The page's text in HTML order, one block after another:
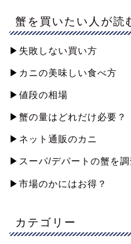
蟹を買いたい人が読
▶︎失敗しない買い方
▶︎カニの美味しい食べ方
▶︎値段の相場
▶︎蟹の量はどれだけ必要？
▶︎ネット通販のカニ
▶︎スーパ/デパートの蟹を調
▶︎市場のかにはお得？
カテゴリー